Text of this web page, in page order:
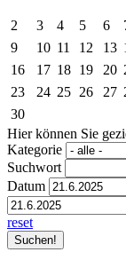
2
3 4 5 6
9
10 11 12 13
16
17 18 19 20
23
24 25 26 27
30
Hier können Sie
Kategorie
Suchwort
Datum
reset